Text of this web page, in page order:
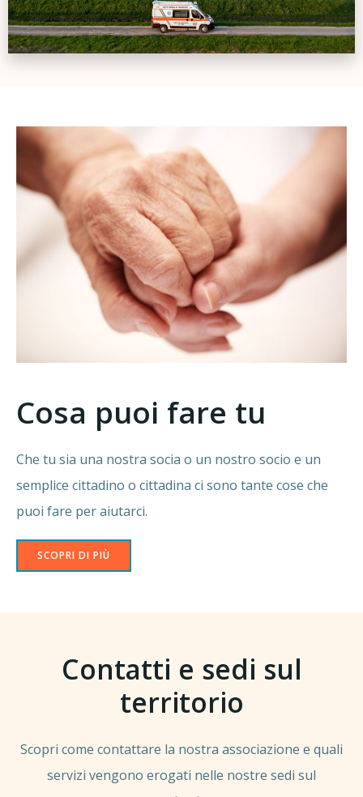
Cosa puoi fare tu
Che tu sia una nostra socia o un nostro socio e un
semplice cittadino o cittadina ci sono tante cose che
puoi fare per aiutarci.
SCOPRI DI PIÙ
Contatti e sedi sul
territorio
Scopri come contattare la nostra associazione e quali
servizi vengono erogati nelle nostre sedi sul